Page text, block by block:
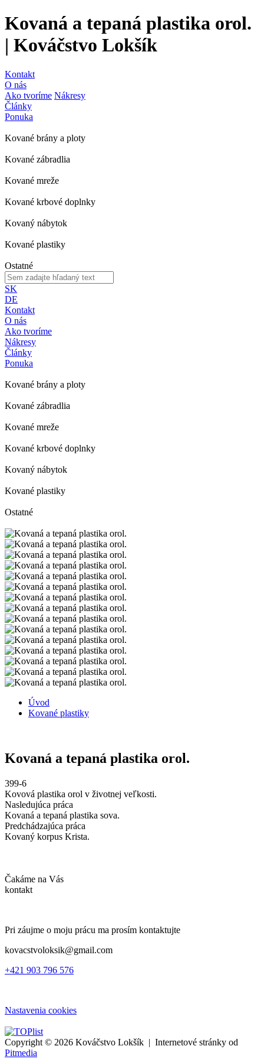
Kovaná a tepaná plastika orol.
| Kováčstvo Lokšík
Kontakt
O nás
Ako tvoríme Nákresy
Články
Ponuka
Kované brány a ploty
Kované zábradlia
Kované mreže
Kované krbové doplnky
Kovaný nábytok
Kované plastiky
Ostatné
SK
DE
Kontakt
O nás
Ako tvoríme
Nákresy
Články
Ponuka
Kované brány a ploty
Kované zábradlia
Kované mreže
Kované krbové doplnky
Kovaný nábytok
Kované plastiky
Ostatné
Úvod
Kované plastiky
Kovaná a tepaná plastika orol.
399-6
Kovová plastika orol v životnej veľkosti.
Nasledujúca práca
Kovaná a tepaná plastika sova.
Predchádzajúca práca
Kovaný korpus Krista.
Čakáme na Vás
kontakt
Pri záujme o moju prácu ma prosím kontaktujte
kovacstvoloksik@gmail.com
+421 903 796 576
Nastavenia cookies
Copyright © 2026 Kováčstvo Lokšík | Internetové stránky od
Pitmedia